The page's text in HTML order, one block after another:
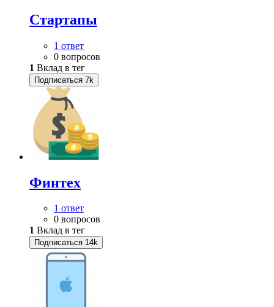
Стартапы
1 ответ
0 вопросов
1 Вклад в тег
Подписаться 7k
Финтех
1 ответ
0 вопросов
1 Вклад в тег
Подписаться 14k